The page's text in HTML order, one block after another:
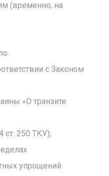
(временно, на
с Законом
«О транзите
250 ТКУ);
упрощений